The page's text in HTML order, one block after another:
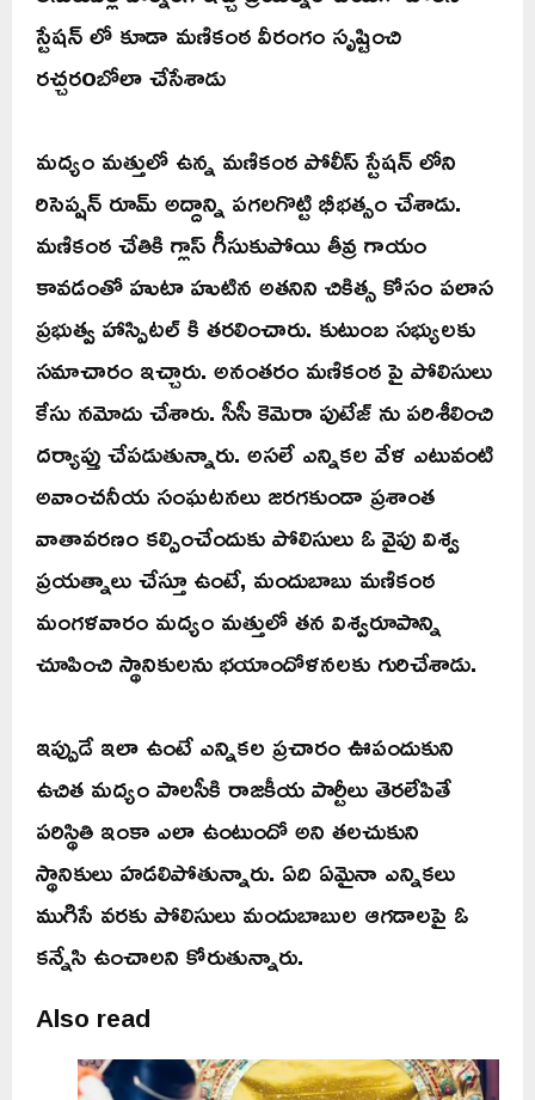
స్టేషన్ లో కూడా మణికంఠ వీరంగం సృష్టించి
రచ్చరoబోలా చేసేశాడు
మద్యం మత్తులో ఉన్న మణికంఠ పోలీస్ స్టేషన్ లోని
రిసెప్షన్ రూమ్ అద్దాన్ని పగలగొట్టి భీభత్సం చేశాడు.
మణికంఠ చేతికి గ్లాస్ గీసుకుపోయి తీవ్ర గాయం
కావడంతో హుటా హుటిన అతనిని చికిత్స కోసం పలాస
ప్రభుత్వ హాస్పిటల్ కి తరలించారు. కుటుంబ సభ్యులకు
సమాచారం ఇచ్చారు. అనంతరం మణికంఠ పై పోలిసులు
కేసు నమోదు చేశారు. సీసీ కెమెరా పుటేజ్ ను పరిశీలించి
దర్యాప్తు చేపడుతున్నారు. అసలే ఎన్నికల వేళ ఎటువంటి
అవాంచనీయ సంఘటనలు జరగకుండా ప్రశాంత
వాతావరణం కల్పించేందుకు పోలిసులు ఓ వైపు విశ్వ
ప్రయత్నాలు చేస్తూ ఉంటే, మందుబాబు మణికంఠ
మంగళవారం మద్యం మత్తులో తన విశ్వరూపాన్ని
చూపించి స్థానికులను భయాందోళనలకు గురిచేశాడు.
ఇప్పుడే ఇలా ఉంటే ఎన్నికల ప్రచారం ఊపందుకుని
ఉచిత మద్యం పాలసీకి రాజకీయ పార్టీలు తెరలేపితే
పరిస్థితి ఇంకా ఎలా ఉంటుందో అని తలచుకుని
స్థానికులు హడలిపోతున్నారు. ఏది ఏమైనా ఎన్నికలు
ముగిసే వరకు పోలిసులు మందుబాబుల ఆగడాలపై ఓ
కన్నేసి ఉంచాలని కోరుతున్నారు.
Also read